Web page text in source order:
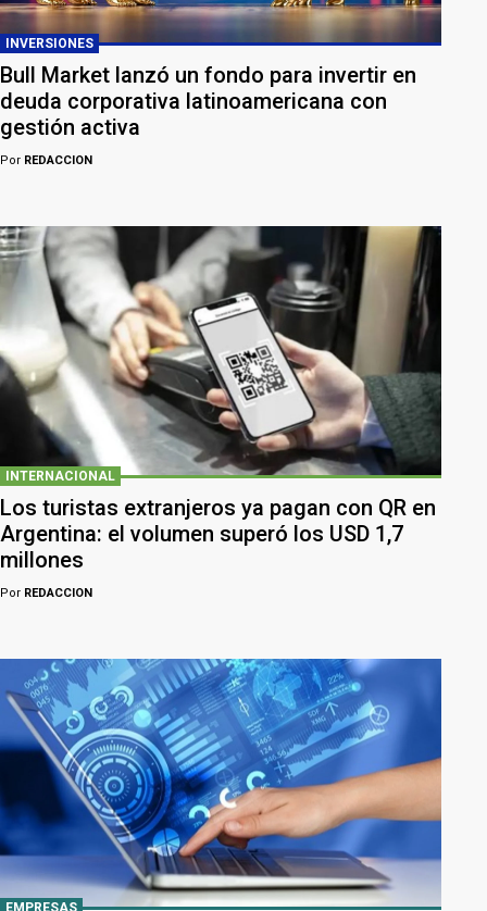
INVERSIONES
Bull Market lanzó un fondo para invertir en
deuda corporativa latinoamericana con
gestión activa
Por REDACCION
INTERNACIONAL
Los turistas extranjeros ya pagan con QR en
Argentina: el volumen superó los USD 1,7
millones
Por REDACCION
EMPRESAS